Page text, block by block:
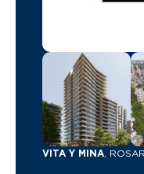
VITA Y MINA ,